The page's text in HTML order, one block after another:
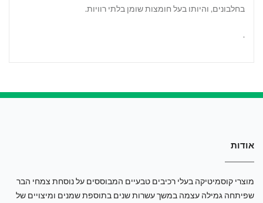
בחלבונים, והיותו בעל חומצות שומן בלתי רוויות.
.
אודות
מוצרי קוסמיטיקה בעלי רכיבים טבעיים המבוססים על נוסחת צמחי הבר
שפיתחה גמילה עצמה במשך עשרות שנים בתוספת שמנים ומיצויים של